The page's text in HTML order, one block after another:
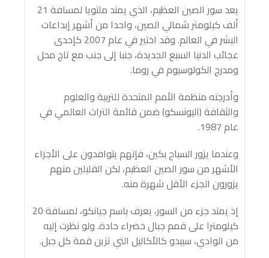
يعد سور الصين العظيم، الذي يمتد ملتويا لمسافة 21
ألف كيلومتر شمالي الصين، واحدا من أشهر إبداعات
البشر في العالم. وقد اختير في عام 2007 كإحدى
عجائب الدنيا السبع الجديدة، جنبا إلى جنب مع تاج محل
ومدرج الكولوسيوم في روما.
وأدرجته منظمة الأمم المتحدة للتربية والعلوم
والثقافة (اليونسكو) ضمن قائمة التراث العالمي في
عام 1987.
وعندما يزور السياح بكين، فإنهم يتوافدون على الأجزاء
الأشهر من سور الصين العظيم، لكن القليلين منهم
يزورون الجزء الأقل شهرة منه.
إذ يمتد جزء من السور، يعرف باسم جيانكو، لمسافة 20
كيلومترا على قمم جبال خضراء حادة. ولو نظرت إليه
من الوادي، سيبدو كالأكاليل التي تزين قمة كل جبل.